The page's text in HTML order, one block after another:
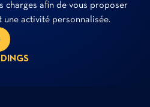
charges afin de vous proposer
une activité personnalisée.